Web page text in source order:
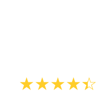
★★★★☆
★